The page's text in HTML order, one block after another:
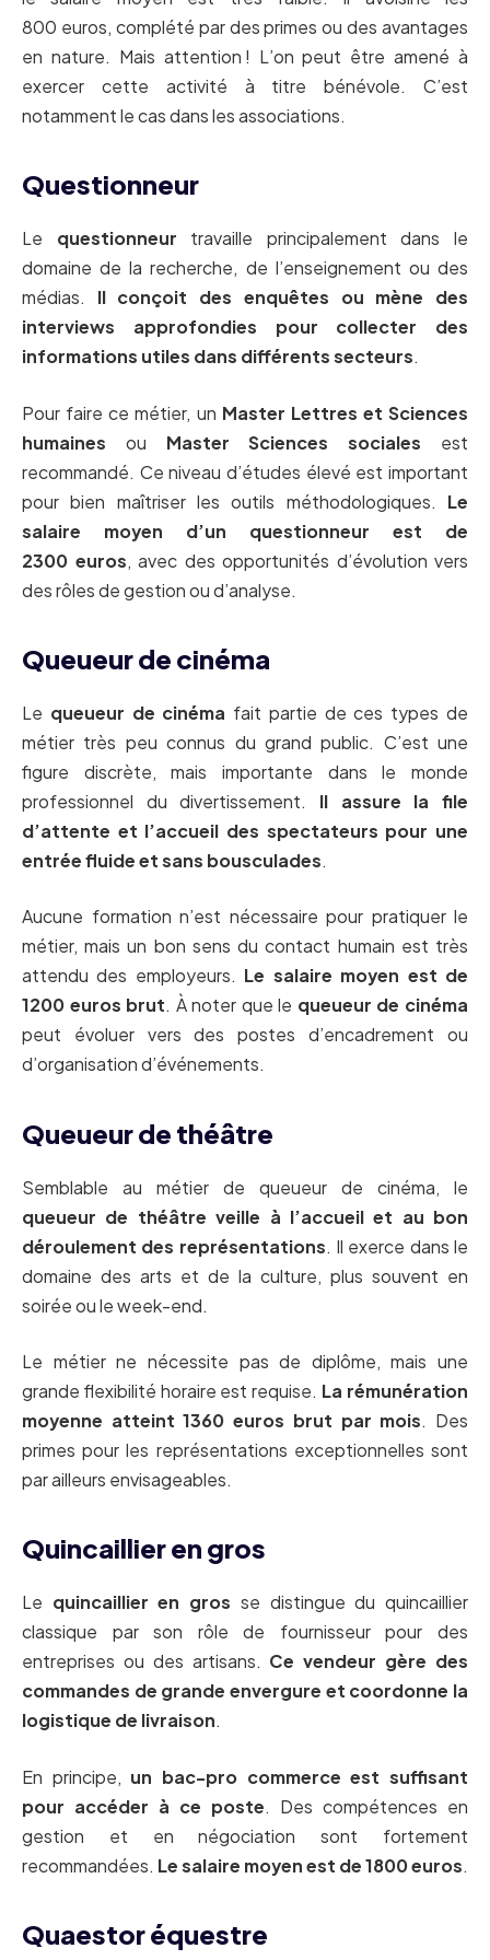
800 euros, complété par des primes ou des avantages
en nature. Mais attention ! L’on peut être amené à
exercer cette activité à titre bénévole. C’est
notamment le cas dans les associations.
Questionneur
Le questionneur travaille principalement dans le
domaine de la recherche, de l’enseignement ou des
médias. Il conçoit des enquêtes ou mène des
interviews approfondies pour collecter des
informations utiles dans différents secteurs.
Pour faire ce métier, un Master Lettres et Sciences
humaines ou Master Sciences sociales est
recommandé. Ce niveau d’études élevé est important
pour bien maîtriser les outils méthodologiques. Le
salaire moyen d’un questionneur est de
2300 euros, avec des opportunités d’évolution vers
des rôles de gestion ou d’analyse.
Queueur de cinéma
Le queueur de cinéma fait partie de ces types de
métier très peu connus du grand public. C’est une
figure discrète, mais importante dans le monde
professionnel du divertissement. Il assure la file
d’attente et l’accueil des spectateurs pour une
entrée fluide et sans bousculades.
Aucune formation n’est nécessaire pour pratiquer le
métier, mais un bon sens du contact humain est très
attendu des employeurs. Le salaire moyen est de
1200 euros brut. À noter que le queueur de cinéma
peut évoluer vers des postes d’encadrement ou
d’organisation d’événements.
Queueur de théâtre
Semblable au métier de queueur de cinéma, le
queueur de théâtre veille à l’accueil et au bon
déroulement des représentations. Il exerce dans le
domaine des arts et de la culture, plus souvent en
soirée ou le week-end.
Le métier ne nécessite pas de diplôme, mais une
grande flexibilité horaire est requise. La rémunération
moyenne atteint 1360 euros brut par mois. Des
primes pour les représentations exceptionnelles sont
par ailleurs envisageables.
Quincaillier en gros
Le quincaillier en gros se distingue du quincaillier
classique par son rôle de fournisseur pour des
entreprises ou des artisans. Ce vendeur gère des
commandes de grande envergure et coordonne la
logistique de livraison.
En principe, un bac-pro commerce est suffisant
pour accéder à ce poste. Des compétences en
gestion et en négociation sont fortement
recommandées. Le salaire moyen est de 1800 euros.
Quaestor équestre